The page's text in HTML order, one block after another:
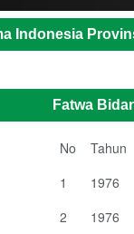
Indonesia
Fatwa
No Tahun
1
1976
2
1976